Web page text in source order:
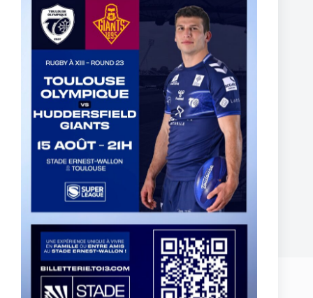
BILLETTERIE PARTENAIRE DEMI-FINALE
CHAMPIONSHIP 2024 – ABONNÉS INDIGO
2 octobre 2024
Laisser un commentaire